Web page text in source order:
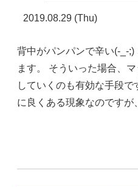
2019.08.29 (Thu)
背中がパンパンで辛い(-_-
ます。 そういった場合、
していくのも有効な手段
に良くある現象なのですが